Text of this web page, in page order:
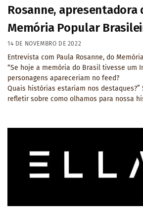
Rosanne, apresentadora
Memória Popular
14 DE NOVEMBRO DE 2022
Entrevista com Paula Rosanne, do
“Se hoje a memória do Brasil tivesse um
personagens apareceriam no feed?
Quais histórias estariam nos destaques?”
refletir sobre como olhamos para nossa